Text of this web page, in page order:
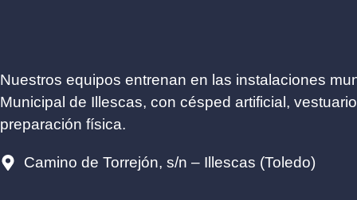
Nuestros equipos entrenan en las instalaciones
Municipal de Illescas, con césped artificial,
preparación física.
Camino de Torrejón, s/n – Illescas (Toledo)